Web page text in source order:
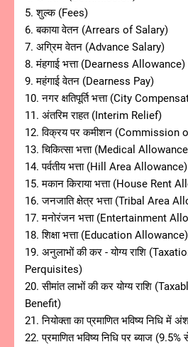
5. शुल्क (Fees)
6. बकाया वेतन (Arrears of Salary)
7. अग्रिम वेतन (Advance Salary)
8. मंहगाई भत्ता (Dearness Allowance)
9. महंगाई वेतन (Dearness Pay)
10. नगर क्षतिपूर्ति भत्ता (City
11. अंतरिम राहत (Interim Relief)
12. विक्रय पर कमीशन (Commission
13. चिकित्सा भत्ता (Medical
14. पर्वतीय भत्ता (Hill Area Allowance)
15. मकान किराया भत्ता (House Rent
16. जनजाति क्षेत्र भत्ता (Tribal Area
17. मनोरंजन भत्ता (Entertainment
18. शिक्षा भत्ता (Education Allowance)
19. अनुलाभों की कर - योग्य राशि
Perquisites)
20. सीमांत लाभों की कर योग्य राशि
Benefit)
21. नियोक्ता का प्रमाणित भविष्य निधि
22. प्रमाणित भविष्य निधि पर ब्याज